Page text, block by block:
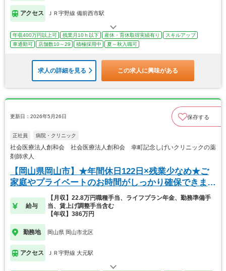
アクセス ＪＲ宇野線 備前西市駅
年収400万円以上可 残業月10ｈ以下 産休・育休取得実績有り
スキルアップ
車通勤可
店舗数10～29 積極採用中 夏～秋入職可
求人の詳細を見る この求人に興味がある
更新日：2026年5月26日 保存する
正社員 病院・クリニック
社会医療法人創和会 社会医療法人創和会 幸町記念しげいクリニックの薬
剤師求人
【岡山県岡山市】★年間休日122日×残業少なめ★ご
家庭やプライベートのお時間がしっかり確保できま
給与
【月収】22.8万円職種手当、ライフプラン年金、勤務準備手
当、賃上げ調整手当含む
【年収】386万円
勤務地 岡山県 岡山市北区
アクセス ＪＲ宇野線 大元駅